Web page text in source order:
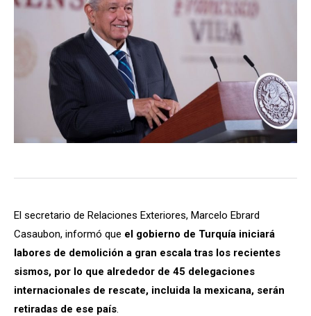
El secretario de Relaciones Exteriores, Marcelo Ebrard
Casaubon, informó que el gobierno de Turquía iniciará
labores de demolición a gran escala tras los recientes
sismos, por lo que alrededor de 45 delegaciones
internacionales de rescate, incluida la mexicana, serán
retiradas de ese país.